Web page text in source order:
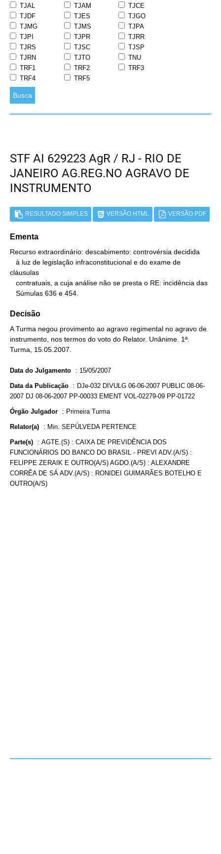
TJAL
TJAM
TJCE
TJDF
TJES
TJGO
TJMG
TJMS
TJPA
TJPI
TJPR
TJRR
TJRS
TJSC
TJSP
TJRN
TJTO
TNU
TRF1
TRF2
TRF3
TRF4
TRF5
Busca
STF AI 629223 AgR / RJ - RIO DE
JANEIRO AG.REG.NO AGRAVO DE
INSTRUMENTO
RESULTADO SIMPLES VERSÃO HTML VERSÃO PDF
Ementa
Recurso extraordinário: descabimento: controvérsia decidida
cláusulas
   Súmulas 636 e 454.
Decisão
A Turma negou provimento ao agravo regimental no agravo de
instrumento, nos termos do voto do Relator. Unânime. 1ª.
Turma, 15.05.2007.
Data do Julgamento : 15/05/2007
Data da Publicação : DJe-032 DIVULG 06-06-2007 PUBLIC 08-06-
2007 DJ 08-06-2007 PP-00033 EMENT VOL-02279-09 PP-01722
Órgão Julgador : Primeira Turma
Relator(a) : Min. SEPÚLVEDA PERTENCE
Parte(s) : AGTE.(S) : CAIXA DE PREVIDÊNCIA DOS
FUNCIONÁRIOS DO BANCO DO BRASIL - PREVI ADV.(A/S) :
FELIPPE ZERAIK E OUTRO(A/S) AGDO.(A/S) : ALEXANDRE
CORRÊA DE SÁ ADV.(A/S) : RONIDEI GUIMARÃES BOTELHO E
OUTRO(A/S)